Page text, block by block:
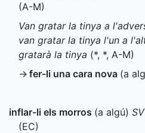
(A-M)
Van gratar la tinya a
van gratar la tinya l'un a
gratarà la tinya (*, *, A-M)
→ fer-li una cara nova (a
inflar-li els morros (a algú) SV
(EC)